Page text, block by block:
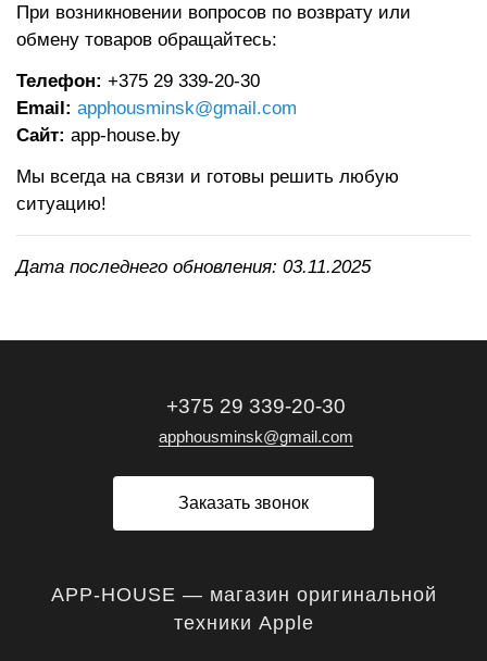
При возникновении вопросов по возврату или
обмену товаров обращайтесь:
Телефон: +375 29 339-20-30
Email: apphousminsk@gmail.com
Сайт: app-house.by
Мы всегда на связи и готовы решить любую
ситуацию!
Дата последнего обновления: 03.11.2025
+375 29 339-20-30
apphousminsk@gmail.com
Заказать звонок
APP-HOUSE — магазин оригинальной
техники Apple